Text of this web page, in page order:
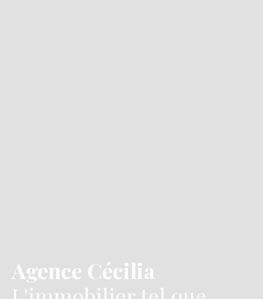
Agence Cécilia